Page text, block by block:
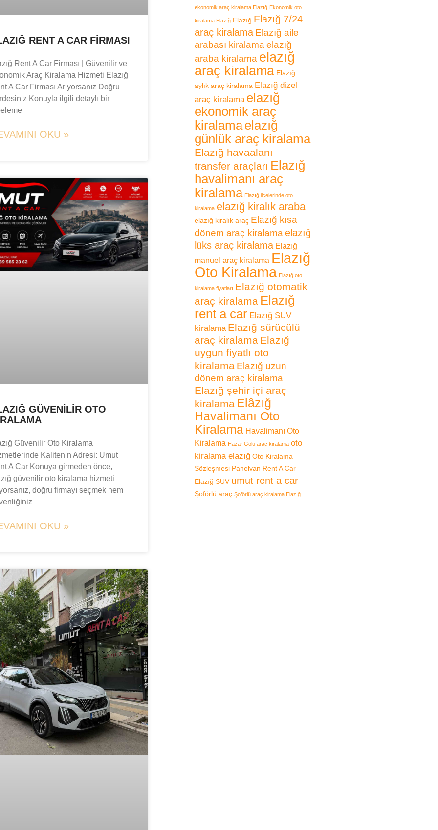
RENT A CAR FIRMASI
Rent A Car Firması | Güvenilir ve
Araç Kiralama Hizmeti Elazığ
A Car Firması Arıyorsanız Doğru
Konuyla ilgili detaylı bir
OKU »
GÜVENILIR OTO
Güvenilir Oto Kiralama
Kalitenin Adresi: Umut
A Car Konuya girmeden önce,
güvenilir oto kiralama hizmeti
doğru firmayı seçmek hem
OKU »
ekonomik araç kiralama Elazığ Ekonomik oto
kiralama Elazığ Elazığ Elazığ 7/24
araç kiralama Elazığ aile
arabası kiralamaelazığ
araba kiralama elazığ
araç kiralama Elazığ
aylık araç kiralama Elazığ dizel
araç kiralama elazığ
ekonomik araç
kiralamaelazığ
günlük araç kiralama
Elazığ havaalanı
transfer araçları Elazığ
havalimanı araç
kiralama Elazığ ilçelerinde oto
kiralama elazığ kiralık araba
elazığ kiralık araç Elazığ kısa
dönem araç kiralamaelazığ
lüks araç kiralama Elazığ
manuel araç kiralama Elazığ
Oto Kiralama Elazığ oto
kiralama fiyatları Elazığ otomatik
araç kiralama Elazığ
rent a car Elazığ SUV
kiralama Elazığ sürücülü
araç kiralama Elazığ
uygun fiyatlı oto
kiralama Elazığ uzun
dönem araç kiralama
Elazığ şehir içi araç
kiralama Elâzığ
Havalimanı Oto
Kiralama Havalimanı Oto
Kiralama Hazar Gölü araç kiralama oto
kiralama elazığ Oto Kiralama
Sözleşmesi Panelvan Rent A Car
Elazığ SUV umut rent a car
Şoförlü araç Şoförlü araç kiralama Elazığ